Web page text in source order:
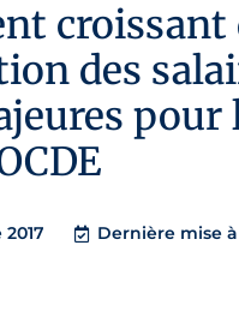
croissant
des
pour
Dernière mise